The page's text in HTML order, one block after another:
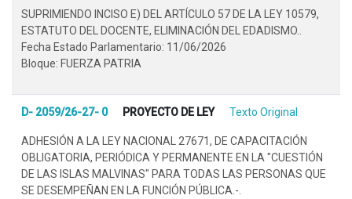
SUPRIMIENDO INCISO E) DEL ARTÍCULO 57 DE LA LEY 10579,
ESTATUTO DEL DOCENTE, ELIMINACIÓN DEL EDADISMO..
Fecha Estado Parlamentario: 11/06/2026
Bloque: FUERZA PATRIA
D- 2059/26-27- 0 PROYECTO DE LEY Texto Original
ADHESIÓN A LA LEY NACIONAL 27671, DE CAPACITACIÓN
OBLIGATORIA, PERIÓDICA Y PERMANENTE EN LA "CUESTIÓN
DE LAS ISLAS MALVINAS" PARA TODAS LAS PERSONAS QUE
SE DESEMPEÑAN EN LA FUNCIÓN PÚBLICA.-.